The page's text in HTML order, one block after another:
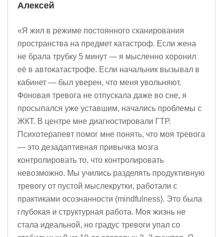
Алексей
«Я жил в режиме постоянного сканирования
пространства на предмет катастроф. Если жена
не брала трубку 5 минут — я мысленно хоронил
её в автокатастрофе. Если начальник вызывал в
кабинет — был уверен, что меня увольняют.
Фоновая тревога не отпускала даже во сне, я
просыпался уже уставшим, начались проблемы с
ЖКТ. В центре мне диагностировали ГТР.
Психотерапевт помог мне понять, что моя тревога
— это дезадаптивная привычка мозга
контролировать то, что контролировать
невозможно. Мы учились разделять продуктивную
тревогу от пустой мыслекрутки, работали с
практиками осознанности (mindfulness). Это была
глубокая и структурная работа. Моя жизнь не
стала идеальной, но градус тревоги упал со